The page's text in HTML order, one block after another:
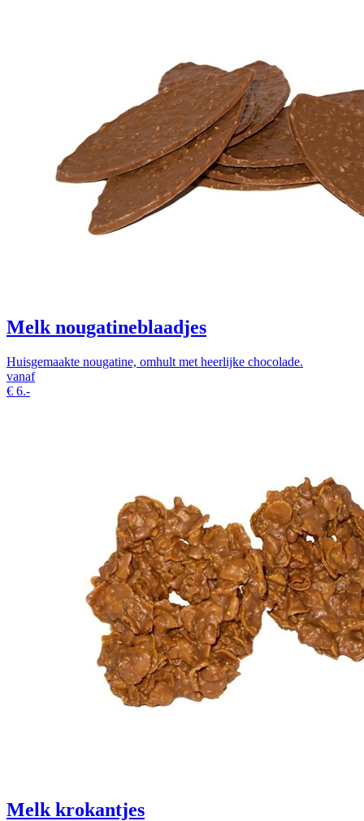
Melk nougatineblaadjes
Huisgemaakte nougatine, omhult met heerlijke chocolade.
vanaf
€ 6.-
Melk krokantjes